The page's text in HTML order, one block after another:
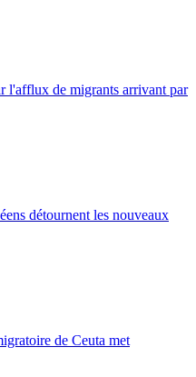
l'afflux de migrants arrivant par
détournent les nouveaux
de Ceuta met